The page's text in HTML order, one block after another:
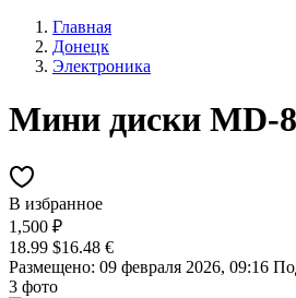
Главная
Донецк
Электроника
Мини диски MD-
В избранное
1,500 ₽
18.99 $16.48 €
Размещено: 09 февраля 2026, 09:16
3 фото